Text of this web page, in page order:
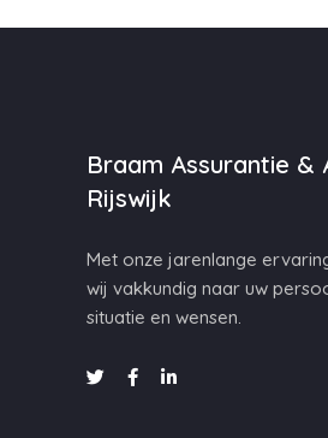
Braam Assurantie &
Rijswijk
Met onze jarenlange
wij vakkundig naar uw
situatie en wensen.